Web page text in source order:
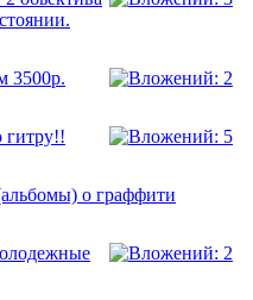
3500р.
гитру!!
о граффити